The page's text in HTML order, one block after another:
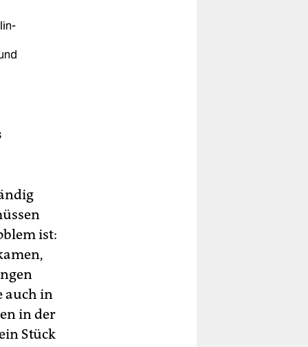
ist:
auch in
in der
Stück